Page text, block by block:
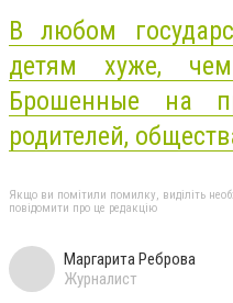
В любом
детям хуже,
Брошенные на
родителей,
Якщо ви помітили помилку, виділіть
повідомити про це редакцію
Маргарита Реброва
Журналист